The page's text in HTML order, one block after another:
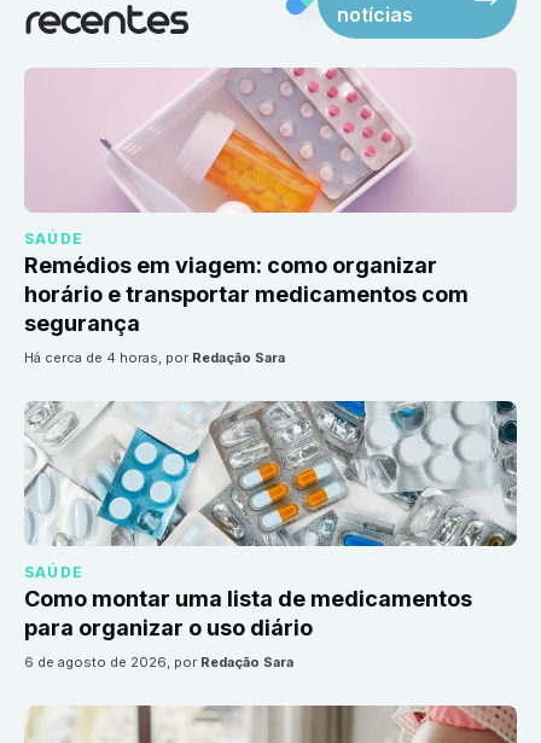
recentes
notícias
SAÚDE
Remédios em viagem: como organizar
horário e transportar medicamentos com
segurança
há cerca de 4 horas, por Redação Sara
SAÚDE
Como montar uma lista de medicamentos
para organizar o uso diário
6 de agosto de 2026, por Redação Sara